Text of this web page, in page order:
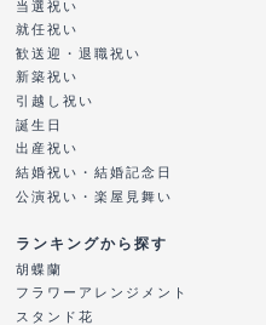
当選祝い
就任祝い
歓送迎・退職祝い
新築祝い
引越し祝い
誕生日
出産祝い
結婚祝い・結婚記念日
公演祝い・楽屋見舞い
ランキングから探す
胡蝶蘭
フラワーアレンジメント
スタンド花